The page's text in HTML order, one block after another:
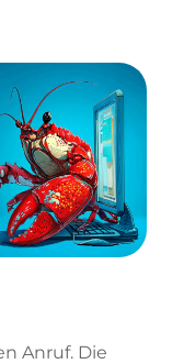
Anruf. Die